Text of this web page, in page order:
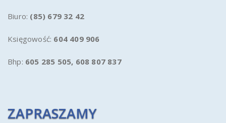
Biuro: (85) 679 32 42
Księgowość: 604 409 906
Bhp: 605 285 505, 608 807 837
ZAPRASZAMY